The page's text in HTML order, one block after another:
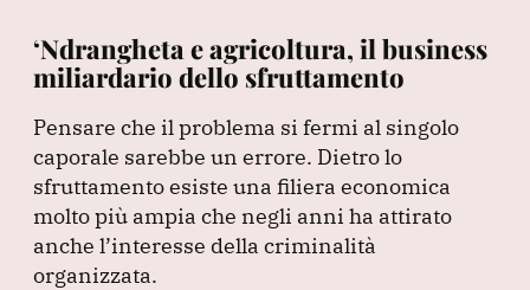
‘Ndrangheta e agricoltura, il business
miliardario dello sfruttamento
Pensare che il problema si fermi al singolo
caporale sarebbe un errore. Dietro lo
sfruttamento esiste una filiera economica
molto più ampia che negli anni ha attirato
anche l’interesse della criminalità
organizzata.